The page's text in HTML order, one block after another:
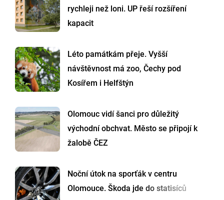
rychleji než loni. UP řeší rozšíření
kapacit
Léto památkám přeje. Vyšší
návštěvnost má zoo, Čechy pod
Kosířem i Helfštýn
Olomouc vidí šanci pro důležitý
východní obchvat. Město se připojí k
žalobě ČEZ
Noční útok na sporťák v centru
Olomouce. Škoda jde do statisíců